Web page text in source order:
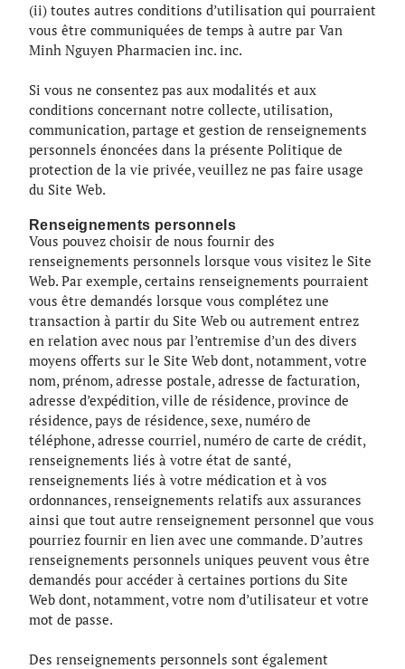
(ii) toutes autres conditions d’utilisation qui pourraient
vous être communiquées de temps à autre par Van
Minh Nguyen Pharmacien inc. inc.
Si vous ne consentez pas aux modalités et aux
conditions concernant notre collecte, utilisation,
communication, partage et gestion de renseignements
personnels énoncées dans la présente Politique de
protection de la vie privée, veuillez ne pas faire usage
du Site Web.
Renseignements personnels
Vous pouvez choisir de nous fournir des
renseignements personnels lorsque vous visitez le Site
Web. Par exemple, certains renseignements pourraient
vous être demandés lorsque vous complétez une
transaction à partir du Site Web ou autrement entrez
en relation avec nous par l’entremise d’un des divers
moyens offerts sur le Site Web dont, notamment, votre
nom, prénom, adresse postale, adresse de facturation,
adresse d’expédition, ville de résidence, province de
résidence, pays de résidence, sexe, numéro de
téléphone, adresse courriel, numéro de carte de crédit,
renseignements liés à votre état de santé,
renseignements liés à votre médication et à vos
ordonnances, renseignements relatifs aux assurances
ainsi que tout autre renseignement personnel que vous
pourriez fournir en lien avec une commande. D’autres
renseignements personnels uniques peuvent vous être
demandés pour accéder à certaines portions du Site
Web dont, notamment, votre nom d’utilisateur et votre
mot de passe.
Des renseignements personnels sont également